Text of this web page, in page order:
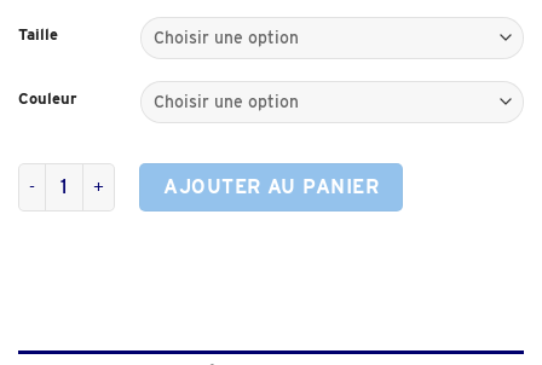
Taille
Couleur
quantité de Short HybridAJOUTER AU PANIER